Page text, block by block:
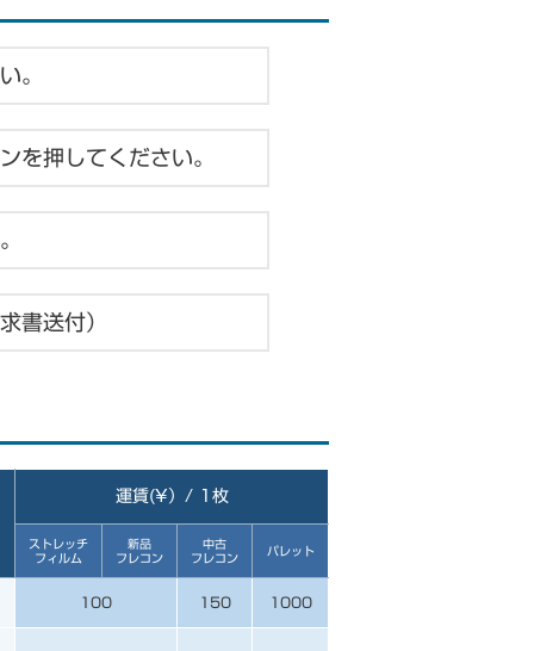
。
を押してください。
書送付）
運賃(¥）/ 1枚
ストレッチ
フィルム
新品
フレコン
中古
フレコン
パレット
100 150 1000